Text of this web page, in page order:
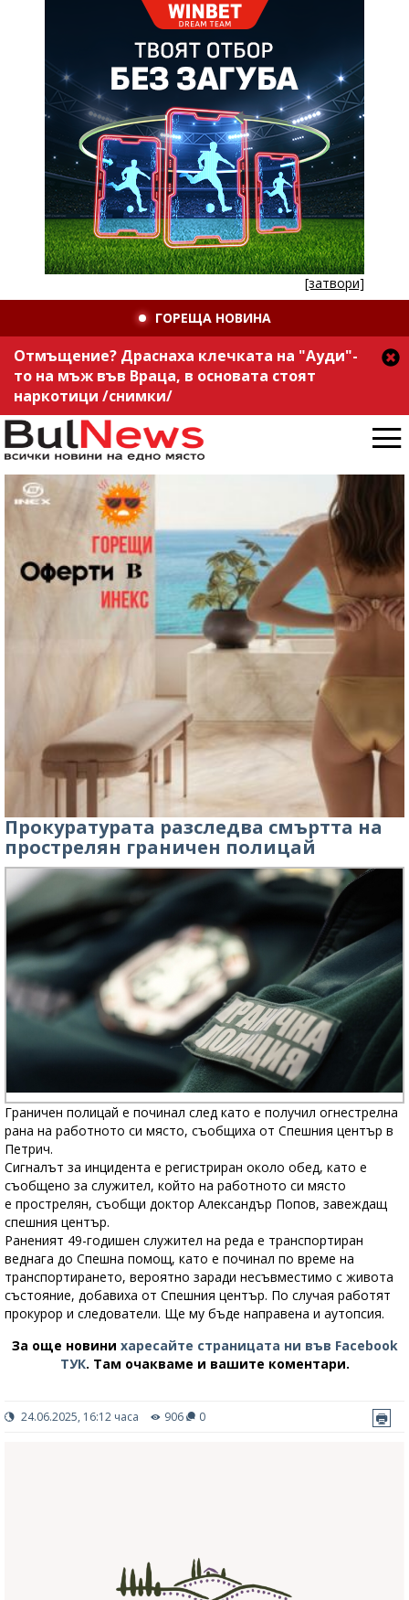
[затвори]
ГОРЕЩА НОВИНА
Отмъщение? Драснаха клечката на "Ауди"-
то на мъж във Враца, в основата стоят
наркотици /снимки/
Прокуратурата разследва смъртта на
прострелян граничен полицай
Граничен полицай е починал след като е получил огнестрелна
рана на работното си място, съобщиха от Спешния център в
Петрич.
Сигналът за инцидента е регистриран около обед, като е
съобщено за служител, който на работното си място
е прострелян, съобщи доктор Александър Попов, завеждащ
спешния център.
Раненият 49-годишен служител на реда е транспортиран
веднага до Спешна помощ, като е починал по време на
транспортирането, вероятно заради несъвместимо с живота
състояние, добавиха от Спешния център. По случая работят
прокурор и следователи. Ще му бъде направена и аутопсия.
За още новини харесайте страницата ни във Facebook
ТУК. Там очакваме и вашите коментари.
24.06.2025, 16:12 часа 906 0